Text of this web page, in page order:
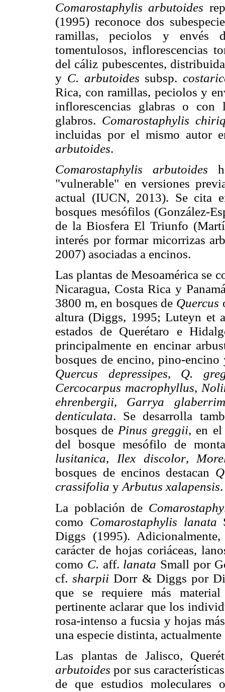
Comarostaphylis arbutoides
(1995) reconoce dos
ramillas, peciolos y envés
tomentulosos, inflorescencias
del cáliz pubescentes,
y C. arbutoides subsp.
Rica, con ramillas, peciolos y
inflorescencias glabras o
glabros. Comarostaphylis
incluidas por el mismo autor
arbutoides.
Comarostaphylis arbutoides
"vulnerable" en versiones
actual (IUCN, 2013). Se cita
bosques mesófilos (González-
de la Biosfera El Triunfo
interés por formar micorrizas
2007) asociadas a encinos.
Las plantas de Mesoamérica se
Nicaragua, Costa Rica y
3800 m, en bosques de Quercus
altura (Diggs, 1995; Luteyn et
estados de Querétaro e
principalmente en encinar
bosques de encino, pino-
Quercus depressipes, Q.
Cercocarpus macrophyllus,
ehrenbergii, Garrya glaberrim
denticulata. Se desarrolla
bosques dePinus greggii, en el
del bosque mesófilo de
lusitanica, Ilex discolor,
bosques de encinos destacan
crassifolia yArbutus xalapensis.
La población de
como Comarostaphylis lanata
Diggs (1995).
carácter de hojas coriáceas,
como C. aff. lanata Small por
cf.sharpii Dorr & Diggs por
que se requiere más
pertinente aclarar que los
rosa-intenso a fucsia y hojas
una especie distinta,
Las plantas de Jalisco,
arbutoides por sus
de que estudios moleculares